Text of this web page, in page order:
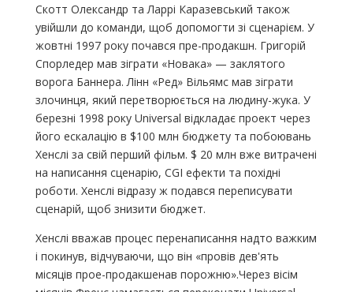
Скотт Олександр та Ларрі Каразевський також
увійшли до команди, щоб допомогти зі сценарієм. У
жовтні 1997 року почався пре-продакшн. Григорій
Спорледер мав зіграти «Новака» — заклятого
ворога Баннера. Лінн «Ред» Вільямс мав зіграти
злочинця, який перетворюється на людину-жука. У
березні 1998 року Universal відкладає проект через
його ескалацію в $100 млн бюджету та побоювань
Хенслі за свій перший фільм. $ 20 млн вже витрачені
на написання сценарію, CGI ефекти та похідні
роботи. Хенслі відразу ж подався переписувати
сценарій, щоб знизити бюджет.
Хенслі вважав процес перенаписання надто важким
і покинув, відчуваючи, що він «провів дев'ять
місяців прое-продакшенав порожню».Через вісім